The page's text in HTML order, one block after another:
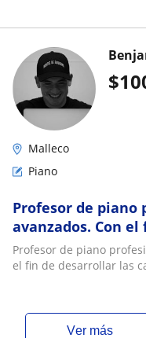
$
Malleco
Piano
Profesor de
avanzados. Con
capacidades del
Profesor de piano
el fin de desarrollar las
ver más